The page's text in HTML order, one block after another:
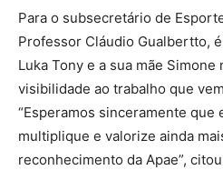
Para o subsecretário de
Professor Cláudio Gualbertto,
Luka Tony e a sua mãe
visibilidade ao trabalho que
“Esperamos sinceramente que
multiplique e valorize ainda
reconhecimento da Apae”,